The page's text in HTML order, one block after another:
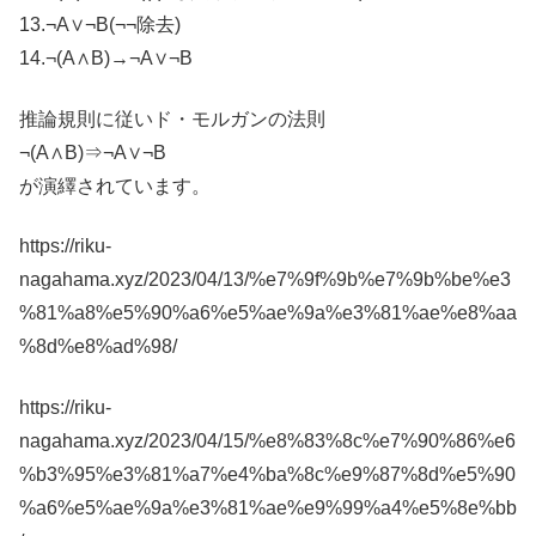
13.¬A∨¬B(¬¬除去)
14.¬(A∧B)→¬A∨¬B
推論規則に従いド・モルガンの法則
¬(A∧B)⇒¬A∨¬B
が演繹されています。
https://riku-
nagahama.xyz/2023/04/13/%e7%9f%9b%e7%9b%be%e3
%81%a8%e5%90%a6%e5%ae%9a%e3%81%ae%e8%aa
%8d%e8%ad%98/
https://riku-
nagahama.xyz/2023/04/15/%e8%83%8c%e7%90%86%e6
%b3%95%e3%81%a7%e4%ba%8c%e9%87%8d%e5%90
%a6%e5%ae%9a%e3%81%ae%e9%99%a4%e5%8e%bb